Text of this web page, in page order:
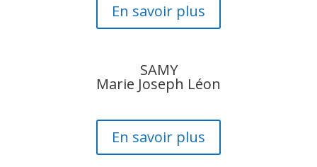
En savoir plus
SAMY
Marie Joseph Léon
En savoir plus